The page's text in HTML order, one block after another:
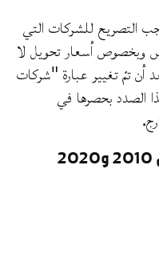
التصريح للشركات التي
وبخصوص أسعار تحويل لا
دينار، بعد أن تمّ تغيير عبارة "شركات
الصدد بحصرها في